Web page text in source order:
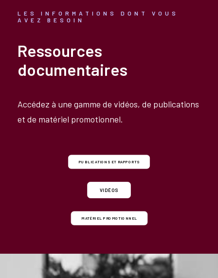
LES INFORMATIONS DONT VOUS
AVEZ BESOIN
Ressources
documentaires
Accédez à une gamme de vidéos, de publications
et de matériel promotionnel.
PUBLICATIONS ET RAPPORTS
VIDÉOS
MATÉRIEL PROMOTIONNEL